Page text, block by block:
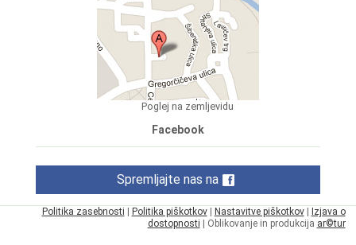
Poglej na zemljevidu
Facebook
Spremljajte nas na
Politika zasebnosti Politika piškotkov| Nastavitve piškotkov|
Izjava o
dostopnosti | Oblikovanje in produkcija ar©tur